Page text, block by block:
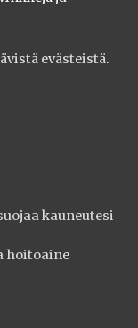
evästeistä.
kauneutesi
hoitoaine